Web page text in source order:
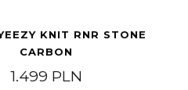
PLN through 4.599 PLN
KNIT RNR STONE
CARBON
1.499 PLN